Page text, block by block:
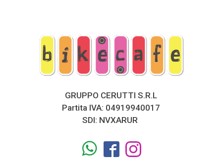
GRUPPO CERUTTI S.R.L
Partita IVA: 04919940017
SDI: NVXARUR